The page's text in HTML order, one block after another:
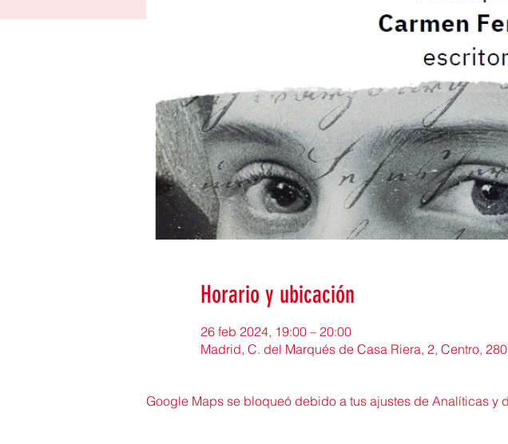
Horario y ubicación
26 feb 2024, 19:00 – 20:00
Madrid, C. del Marqués de Casa Riera, 2, Centro,
Google Maps se bloqueó debido a tus ajustes de Analíticas y